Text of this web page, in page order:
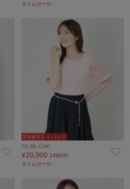
タイムセール
5％ポイントバック
TO BE CHIC
¥20,90024%OFF
タイムセール